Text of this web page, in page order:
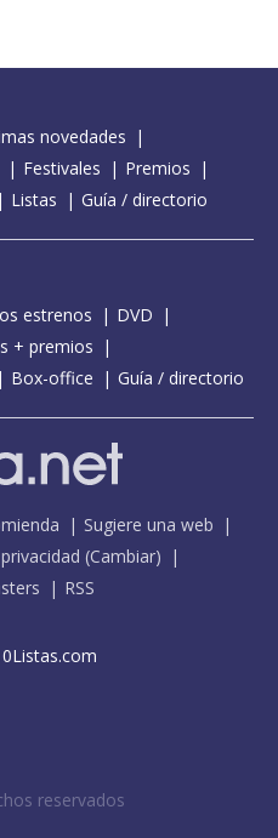
novedades
Festivales
Premios
Listas Guía / directorio
estrenos
DVD
+ premios
Box-office Guía / directorio
Sugiere una web
(Cambiar)
RSS
reservados